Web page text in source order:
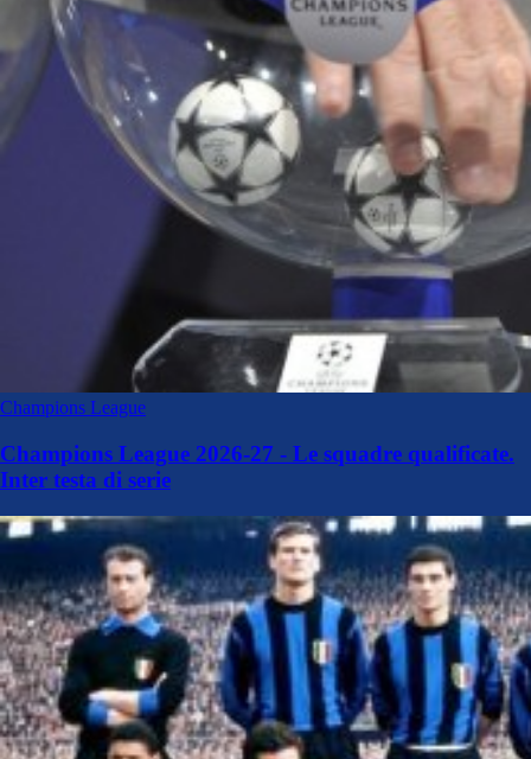
Champions League
Champions League 2026-27 - Le squadre qualificate.
Inter testa di serie